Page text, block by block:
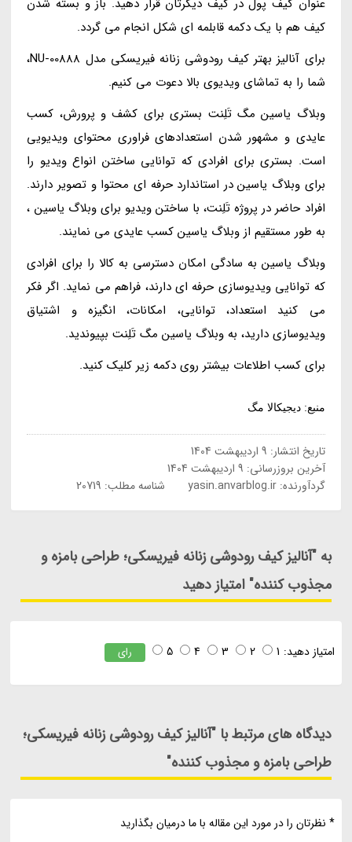
عنوان کیف پول در کیف دیگرتان قرار دهید. باز و بسته شدن
کیف هم با یک دکمه قابلمه ای شکل انجام می گردد.
برای آنالیز بهتر کیف رودوشی زنانه فیریسکی مدل NU-00888،
شما را به تماشای ویدیوی بالا دعوت می کنیم.
وبلاگ یاسین مگ تَلِنت بستری برای کشف و پرورش، کسب
عایدی و مشهور شدن استعدادهای فراوری محتوای ویدیویی
است. بستری برای افرادی که توانایی ساختن انواع ویدیو را
برای وبلاگ یاسین در استاندارد حرفه ای محتوا و تصویر دارند.
افراد حاضر در پروژه تَلِنت، با ساختن ویدیو برای وبلاگ یاسین ،
به طور مستقیم از وبلاگ یاسین کسب عایدی می نمایند.
وبلاگ یاسین به سادگی امکان دسترسی به کالا را برای افرادی
که توانایی ویدیوسازی حرفه ای دارند، فراهم می نماید. اگر فکر
می کنید استعداد، توانایی، امکانات، انگیزه و اشتیاق
ویدیوسازی دارید، به وبلاگ یاسین مگ تَلِنت بپیوندید.
برای کسب اطلاعات بیشتر روی دکمه زیر کلیک کنید.
منبع: دیجیکالا مگ
تاریخ انتشار: 9 اردیبهشت 1404
آخرین بروزرسانی: 9 اردیبهشت 1404
گردآورنده:yasin.anvarblog.ir شناسه مطلب: 20719
به "آنالیز کیف رودوشی زنانه فیریسکی؛ طراحی بامزه و
مجذوب کننده" امتیاز دهید
امتیاز دهید: 1
2
3
4
5 رای
دیدگاه های مرتبط با "آنالیز کیف رودوشی زنانه فیریسکی؛
طراحی بامزه و مجذوب کننده"
* نظرتان را در مورد این مقاله با ما درمیان بگذارید